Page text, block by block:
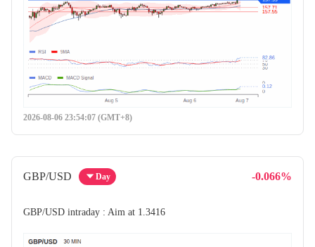
2026-08-06 23:54:07 (GMT+8)
GBP/USD Day -0.066%
GBP/USD intraday : Aim at 1.3416